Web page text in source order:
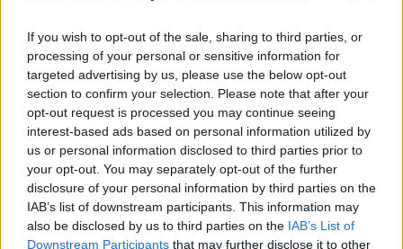
If you wish to opt-out of the sale, sharing to third parties, or
processing of your personal or sensitive information for
targeted advertising by us, please use the below opt-out
section to confirm your selection. Please note that after your
opt-out request is processed you may continue seeing
interest-based ads based on personal information utilized by
us or personal information disclosed to third parties prior to
your opt-out. You may separately opt-out of the further
disclosure of your personal information by third parties on the
IAB’s list of downstream participants. This information may
also be disclosed by us to third parties on the IAB’s List of
Downstream Participants that may further disclose it to other
είπαν να ρίξει τον τζίρο τους μέχρι και 60%.
Ταυτόχρονα όπως είπαν τοclick away δεν
κατάφερε να αντιστρέψει την εικόνα αφού
λειτούργησε μόνο για εξειδικευμένες
επιχειρήσεις και γενικά για τους μεγάλους
στο χώρο τουλιανεμπορίου.
«Οικονομικά κρατιόμαστε γιατί στηρίζει ο
ένας τον άλλο. Μεταξύ μας .. Με
επιστρεπτέα ενίσχυση 2.000 και πληρώνω 2
υπαλλήλους. Το εμπόρευμα αυτό που έχω